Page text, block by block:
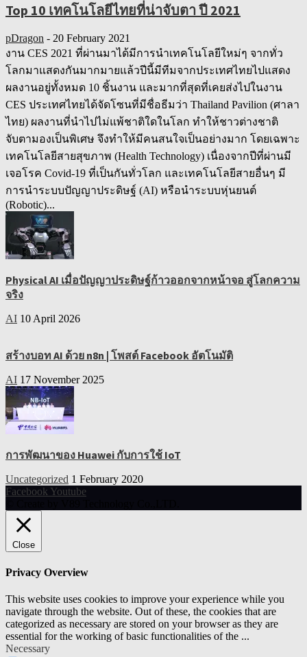
Top 10 เทคโนโลยีไทยที่น่าจับตา ปี 2021
pDragon - 20 February 2021
งาน CES 2021 ที่ผ่านมาได้มีการนำเทคโนโลยีใหม่ๆ จากทั่ว
โลกมาแสดงกันมากมายแล้วปีนี้มีทีมจากประเทศไทยไปแสดง
ผลงานอยู่ทั้งหมด 10 ชิ้นงาน และมากที่สุดที่เคยส่งไปในงาน
CES ประเทศไทยได้จัดโซนที่มีชื่อธีมว่า Thailand Pavilion (ศาลา
ไทย) ผลงานที่นำไปไม่แพ้ชาติใดในโลก ทำให้ชาวต่างชาติ
จับตามองเป็นพิเศษ จึงทำให้มีคนสนใจเป็นอย่างมาก โดยเฉพาะ
เทคโนโลยีสายสุขภาพ (Health Technology) เนื่องจากปีที่ผ่านมี
เจอโรค Covid-19 ที่เป็นกันทั่วโลก และเทคโนโลยีสายอื่นๆ มี
การนำระบบปัญญาประดิษฐ์ (AI) หรือนำระบบหุ่นยนต์
(Robotic)...
Physical AI เมื่อปัญญาประดิษฐ์ก้าวออกจากหน้าจอ สู่โลกความ
จริง
AI 10 April 2026
สร้างบอท AI ด้วย n8n | โพสต์ Facebook อัตโนมัติ
AI 17 November 2025
การพัฒนาของ Huawei กับการใช้ IoT
Uncategorized 1 February 2020
Facebook Youtube
Close
Privacy Overview
This website uses cookies to improve your experience while you
navigate through the website. Out of these, the cookies that are
categorized as necessary are stored on your browser as they are
essential for the working of basic functionalities of the ...
Necessary